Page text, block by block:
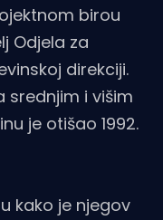
birou
Odjela za
direkciji.
srednjim i višim
je otišao 1992.
kako je njegov